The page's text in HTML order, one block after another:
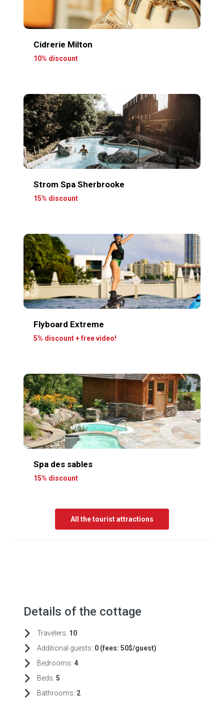
Cidrerie Milton
10% discount
Strom Spa Sherbrooke
15% discount
Flyboard Extreme
5% discount + free video!
Spa des sables
15% discount
All the tourist attractions
Details of the cottage
Travelers: 10
Additional guests: 0 (fees: 50$/guest)
Bedrooms: 4
Beds: 5
Bathrooms: 2